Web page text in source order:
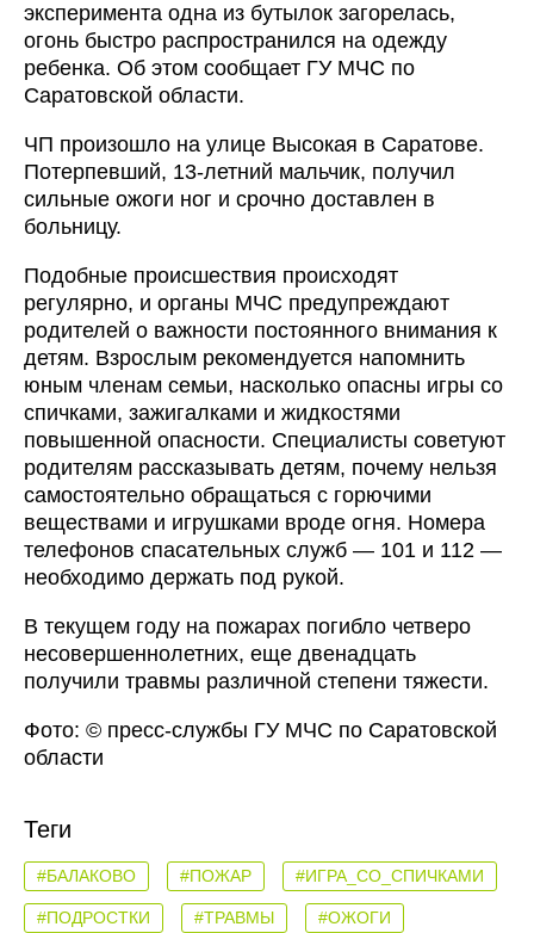
эксперимента одна из бутылок загорелась,
огонь быстро распространился на одежду
ребенка. Об этом сообщает ГУ МЧС по
Саратовской области.
ЧП произошло на улице Высокая в Саратове.
Потерпевший, 13-летний мальчик, получил
сильные ожоги ног и срочно доставлен в
больницу.
Подобные происшествия происходят
регулярно, и органы МЧС предупреждают
родителей о важности постоянного внимания к
детям. Взрослым рекомендуется напомнить
юным членам семьи, насколько опасны игры со
спичками, зажигалками и жидкостями
повышенной опасности. Специалисты советуют
родителям рассказывать детям, почему нельзя
самостоятельно обращаться с горючими
веществами и игрушками вроде огня. Номера
телефонов спасательных служб — 101 и 112 —
необходимо держать под рукой.
В текущем году на пожарах погибло четверо
несовершеннолетних, еще двенадцать
получили травмы различной степени тяжести.
Фото: © пресс-службы ГУ МЧС по Саратовской
области
Теги
#БАЛАКОВО #ПОЖАР #ИГРА_СО_СПИЧКАМИ
#ПОДРОСТКИ #ТРАВМЫ #ОЖОГИ